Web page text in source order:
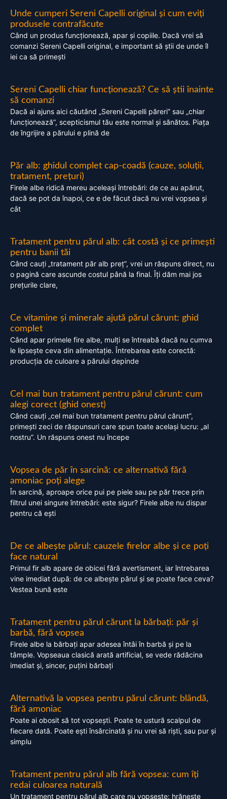
Unde cumperi Sereni Capelli original și cum eviți
produsele contrafăcute
Când un produs funcționează, apar și copiile. Dacă vrei să
comanzi Sereni Capelli original, e important să știi de unde îl
iei ca să primești
Sereni Capelli chiar funcționează? Ce să știi înainte
să comanzi
Dacă ai ajuns aici căutând „Sereni Capelli păreri” sau „chiar
funcționează”, scepticismul tău este normal și sănătos. Piața
de îngrijire a părului e plină de
Păr alb: ghidul complet cap-coadă (cauze, soluții,
tratament, prețuri)
Firele albe ridică mereu aceleași întrebări: de ce au apărut,
dacă se pot da înapoi, ce e de făcut dacă nu vrei vopsea și
cât
Tratament pentru părul alb: cât costă și ce primești
pentru banii tăi
Când cauți „tratament păr alb preț”, vrei un răspuns direct, nu
o pagină care ascunde costul până la final. Îți dăm mai jos
prețurile clare,
Ce vitamine și minerale ajută părul cărunt: ghid
complet
Când apar primele fire albe, mulți se întreabă dacă nu cumva
le lipsește ceva din alimentație. Întrebarea este corectă:
producția de culoare a părului depinde
Cel mai bun tratament pentru părul cărunt: cum
alegi corect (ghid onest)
Când cauți „cel mai bun tratament pentru părul cărunt”,
primești zeci de răspunsuri care spun toate același lucru: „al
nostru”. Un răspuns onest nu începe
Vopsea de păr în sarcină: ce alternativă fără
amoniac poți alege
În sarcină, aproape orice pui pe piele sau pe păr trece prin
filtrul unei singure întrebări: este sigur? Firele albe nu dispar
pentru că ești
De ce albește părul: cauzele firelor albe și ce poți
face natural
Primul fir alb apare de obicei fără avertisment, iar întrebarea
vine imediat după: de ce albește părul și se poate face ceva?
Vestea bună este
Tratament pentru părul cărunt la bărbați: păr și
barbă, fără vopsea
Firele albe la bărbați apar adesea întâi în barbă și pe la
tâmple. Vopseaua clasică arată artificial, se vede rădăcina
imediat și, sincer, puțini bărbați
Alternativă la vopsea pentru părul cărunt: blândă,
fără amoniac
Poate ai obosit să tot vopsești. Poate te ustură scalpul de
fiecare dată. Poate ești însărcinată și nu vrei să riști, sau pur și
simplu
Tratament pentru părul alb fără vopsea: cum îți
redai culoarea naturală
Un tratament pentru părul alb care nu vopsește: hrănește